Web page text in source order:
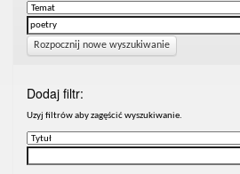
Rozpocznij nowe wyszukiwanie
Dodaj filtr:
Uzyj filtrów aby zagęścić wyszukiwanie.